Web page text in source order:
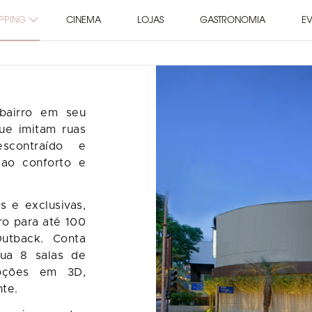
CINEMA LOJAS GASTRONOMIA
em seu
imitam ruas
e
ao conforto e
e exclusivas,
para até 100
Conta
8 salas de
em 3D,